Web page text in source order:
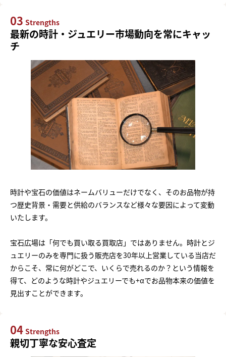
03 Strengths
最新の時計・ジュエリー市場動向を常にキャッ
チ
時計や宝石の価値はネームバリューだけでなく、そのお品物が持
つ歴史背景・需要と供給のバランスなど様々な要因によって変動
いたします。
宝石広場は「何でも買い取る買取店」ではありません。時計とジ
ュエリーのみを専門に扱う販売店を30年以上営業している当店だ
からこそ、常に何がどこで、いくらで売れるのか？という情報を
得て、どのような時計やジュエリーでも+αでお品物本来の価値を
見出すことができます。
04 Strengths
親切丁寧な安心査定